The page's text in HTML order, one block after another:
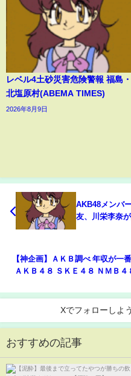
レベル4土砂災害危険警報 福島・
北塩原村(ABEMA TIMES)
2026年8月9日
AKB48メンバ
友、川栄李奈
【神企画】ＡＫＢ調べ 年収が一
ＡＫＢ４８ ＳＫＥ４８ ＮＭＢ４
Xでフォローしよう
おすすめの記事